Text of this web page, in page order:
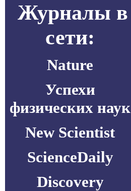
Журналы в
сети:
Nature
Успехи
физических наук
New Scientist
ScienceDaily
Discovery